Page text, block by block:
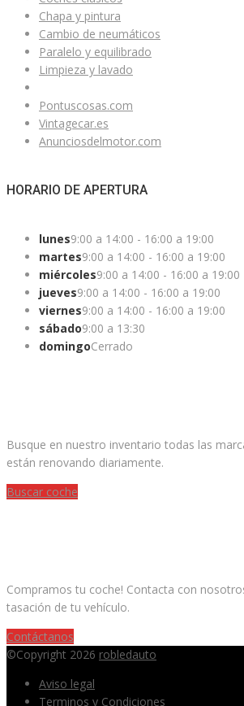
Chapa y pintura
Cambio de neumáticos
Paralelo y equilibrado
Limpieza y lavado
Pontuscosas.com
Vintagecar.es
Anunciosdelmotor.com
HORARIO DE APERTURA
lunes9:00 a 14:00 - 16:00 a 19:00
martes9:00 a 14:00 - 16:00 a 19:00
miércoles9:00 a 14:00 - 16:00 a 19:00
jueves9:00 a 14:00 - 16:00 a 19:00
viernes9:00 a 14:00 - 16:00 a 19:00
sábado9:00 a 13:30
domingoCerrado
Busque en nuestro inventario todas las
están renovando diariamente.
Buscar coche
Compramos tu coche! Contacta con
tasación de tu vehículo.
Contáctanos
©Copyright 2026 robledauto
Aviso legal
Terminos y Condiciones